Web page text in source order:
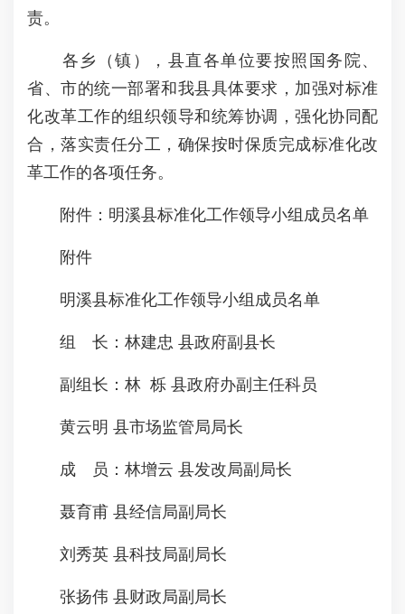
责。
各乡（镇），县直各单位要按照国务院、
省、市的统一部署和我县具体要求，加强对标准
化改革工作的组织领导和统筹协调，强化协同配
合，落实责任分工，确保按时保质完成标准化改
革工作的各项任务。
附件：明溪县标准化工作领导小组成员名单
附件
明溪县标准化工作领导小组成员名单
组 长：林建忠 县政府副县长
副组长：林 栎 县政府办副主任科员
黄云明 县市场监管局局长
成 员：林增云 县发改局副局长
聂育甫 县经信局副局长
刘秀英 县科技局副局长
张扬伟 县财政局副局长